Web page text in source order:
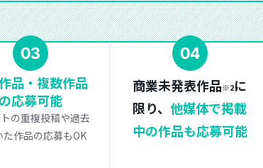
03
品・複数作品
の応募可能
の重複投稿や過去
た作品の応募もOK
04
商業未発表作品※2に
限り、 他媒体で掲載
中の作品も応募可能